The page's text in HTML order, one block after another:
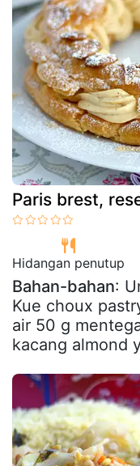
Paris brest,
Hidangan penutup
Bahan-bahan:
Kue choux
air 50 g
kacang almond